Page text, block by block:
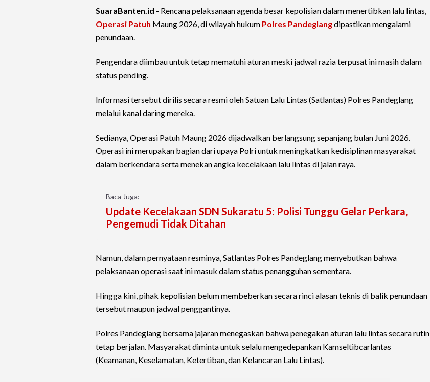
SuaraBanten.id - Rencana pelaksanaan agenda besar kepolisian dalam menertibkan lalu lintas,
Operasi Patuh Maung 2026, di wilayah hukum Polres Pandeglangdipastikan mengalami
penundaan.
Pengendara diimbau untuk tetap mematuhi aturan meski jadwal razia terpusat ini masih dalam
status pending.
Informasi tersebut dirilis secara resmi oleh Satuan Lalu Lintas (Satlantas) Polres Pandeglang
melalui kanal daring mereka.
Sedianya, Operasi Patuh Maung 2026 dijadwalkan berlangsung sepanjang bulan Juni 2026.
Operasi ini merupakan bagian dari upaya Polri untuk meningkatkan kedisiplinan masyarakat
dalam berkendara serta menekan angka kecelakaan lalu lintas di jalan raya.
Baca Juga:
Update Kecelakaan SDN Sukaratu 5: Polisi Tunggu Gelar Perkara,
Pengemudi Tidak Ditahan
Namun, dalam pernyataan resminya, Satlantas Polres Pandeglang menyebutkan bahwa
pelaksanaan operasi saat ini masuk dalam status penangguhan sementara.
Hingga kini, pihak kepolisian belum membeberkan secara rinci alasan teknis di balik penundaan
tersebut maupun jadwal penggantinya.
Polres Pandeglang bersama jajaran menegaskan bahwa penegakan aturan lalu lintas secara rutin
tetap berjalan. Masyarakat diminta untuk selalu mengedepankan Kamseltibcarlantas
(Keamanan, Keselamatan, Ketertiban, dan Kelancaran Lalu Lintas).